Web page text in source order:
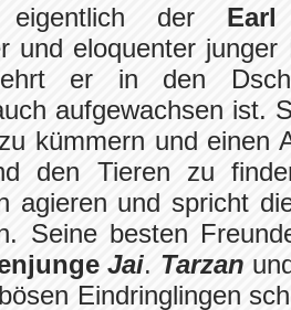
der
und eloquenter
er in den
aufgewachsen ist.
kümmern und einen
den Tieren zu
agieren und spricht
Seine besten
Jai. Tarzan
Eindringlingen